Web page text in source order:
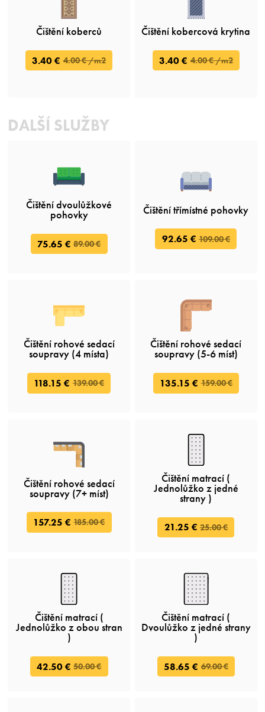
Čištění koberců
3.40 € 4.00 € /m2
Čištění kobercová krytina
3.40 € 4.00 € /m2
DALŠÍ SLUŽBY
Čištění dvoulůžkové
pohovky
75.65 € 89.00 €
Čištění třímístné pohovky
92.65 € 109.00 €
Čištění rohové sedací
soupravy (4 místa)
118.15 € 139.00 €
Čištění rohové sedací
soupravy (5-6 míst)
135.15 € 159.00 €
Čištění rohové sedací
soupravy (7+ míst)
157.25 € 185.00 €
Čištění matrací (
Jednolůžko z jedné
strany )
21.25 € 25.00 €
Čištění matrací (
Jednolůžko z obou stran
)
42.50 € 50.00 €
Čištění matrací (
Dvoulůžko z jedné strany
)
58.65 € 69.00 €